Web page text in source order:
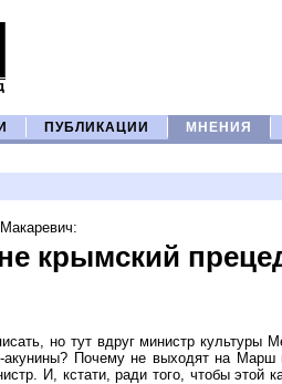
ПУБЛИКАЦИИ МНЕНИЯ
:
крымский
но тут вдруг министр
акунины? Почему не выходят на Марш
И, кстати, ради того, чтобы